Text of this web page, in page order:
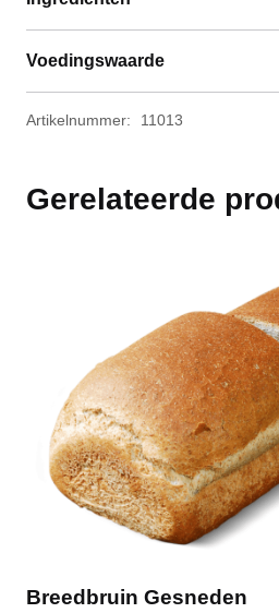
Voedingswaarde
Artikelnummer: 11013
Gerelateerde
Breedbruin Gesneden